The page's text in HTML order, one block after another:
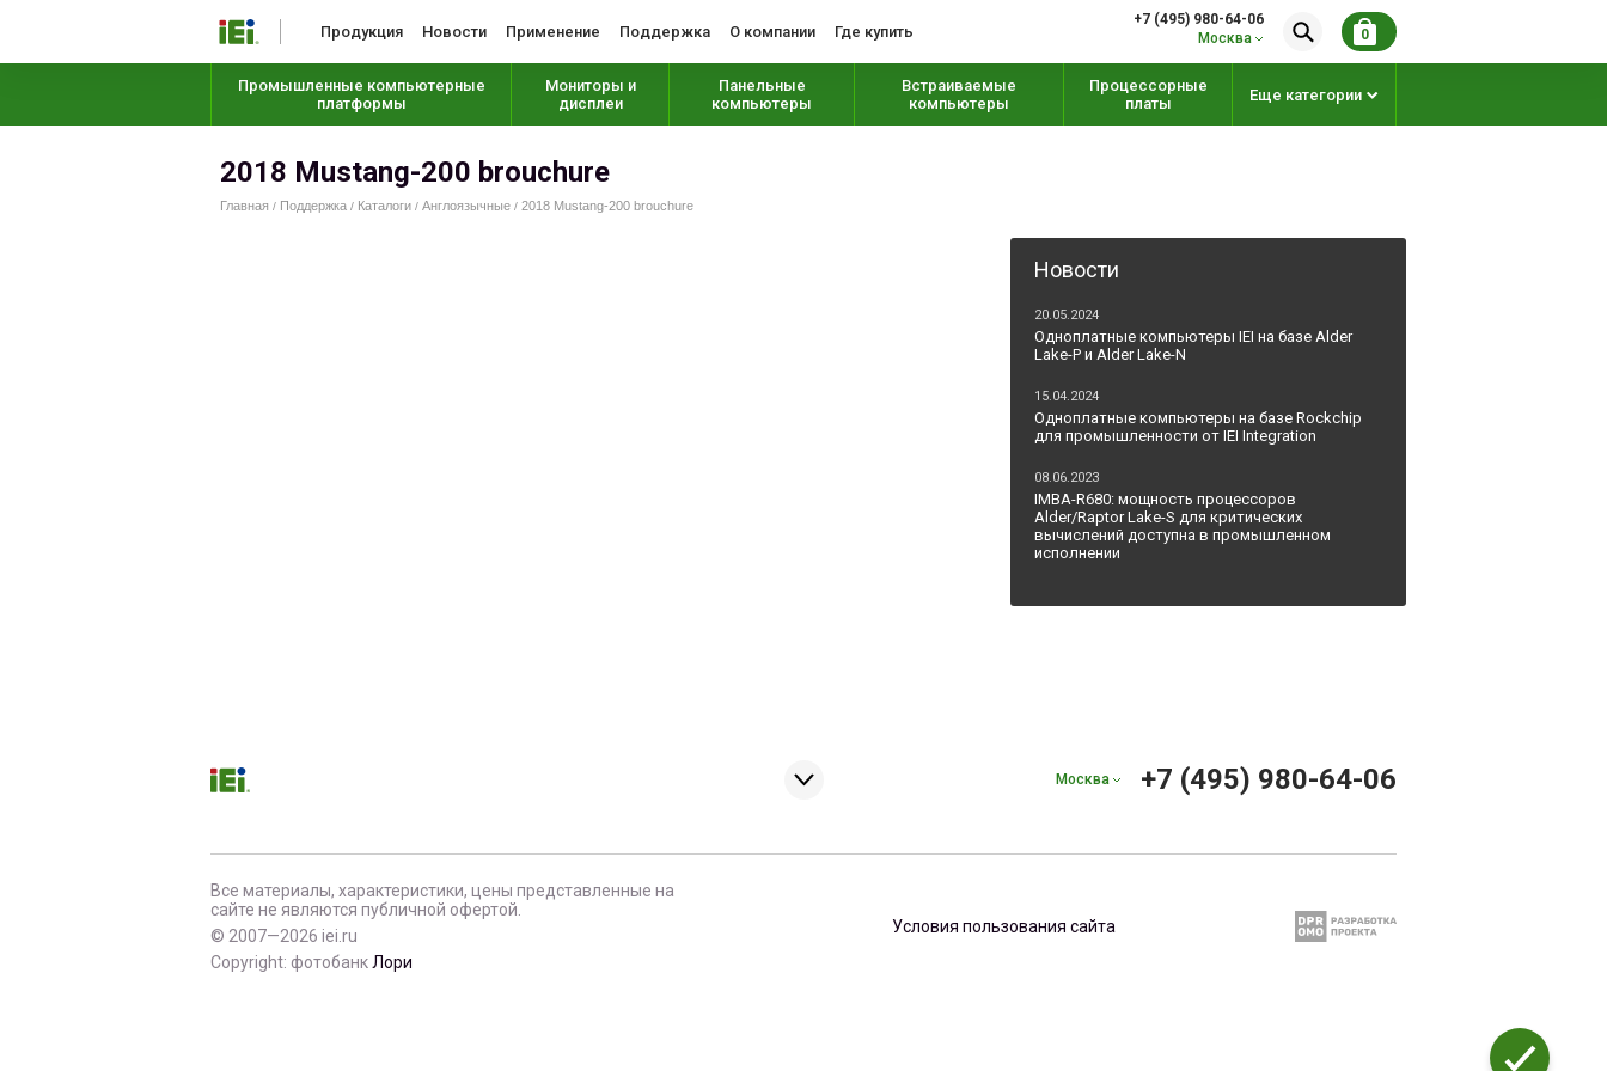
Продукция Новости Применение Поддержка О компании Где купить
+7 (495) 980-64-06
Москва
0
Промышленные компьютерные
платформы
Мониторы и
дисплеи
Панельные
компьютеры
Встраиваемые
компьютеры
Процессорные
платы
Еще категории
2018 Mustang-200 brouchure
Главная / Поддержка / Каталоги / Англоязычные / 2018 Mustang-200 brouchure
Новости
20.05.2024
Одноплатные компьютеры IEI на базе Alder
Lake-P и Alder Lake-N
15.04.2024
Одноплатные компьютеры на базе Rockchip
для промышленности от IEI Integration
08.06.2023
IMBA-R680: мощность процессоров
Alder/Raptor Lake-S для критических
вычислений доступна в промышленном
исполнении
Москва +7 (495) 980-64-06
Все материалы, характеристики, цены представленные на
сайте не являются публичной офертой.
© 2007—2026 iei.ru
Copyright: фотобанк Лори
Условия пользования сайта